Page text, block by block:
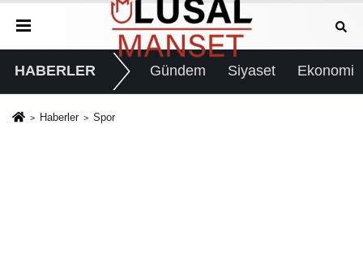
HABERLER Gündem Siyaset Ekonomi
Haberler Spor